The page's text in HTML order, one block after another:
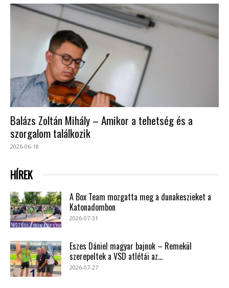
Balázs Zoltán Mihály – Amikor a tehetség és a
szorgalom találkozik
2026-06-18
HÍREK
A Box Team mozgatta meg a dunakeszieket a
Katonadombon
2026-07-31
Eszes Dániel magyar bajnok – Remekül
szerepeltek a VSD atlétái az...
2026-07-27